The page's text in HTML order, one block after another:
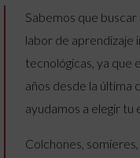
Sabemos que
labor de aprendizaje
tecnológicas, ya que
años desde la
ayudamos a elegir tu
Colchones,